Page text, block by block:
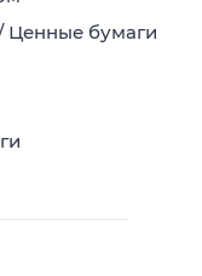
Ценные бумаги